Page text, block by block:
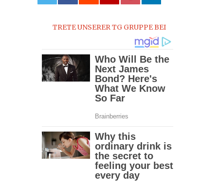
TRETE UNSERER TG GRUPPE BEI